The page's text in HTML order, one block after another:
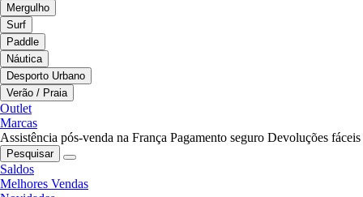
Mergulho
Surf
Paddle
Náutica
Desporto Urbano
Verão / Praia
Outlet
Marcas
Assistência pós-venda na França Pagamento seguro Devoluções fáceis
Pesquisar
Saldos
Melhores Vendas